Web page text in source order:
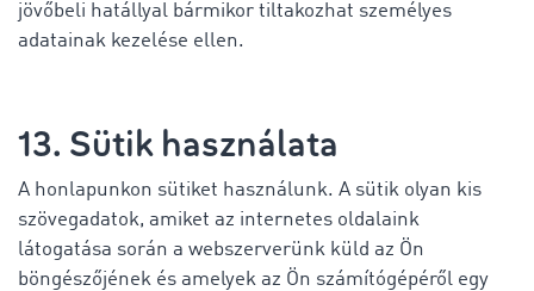
jövőbeli hatállyal bármikor tiltakozhat személyes
adatainak kezelése ellen.
13. Sütik használata
A honlapunkon sütiket használunk. A sütik olyan kis
szövegadatok, amiket az internetes oldalaink
látogatása során a webszerverünk küld az Ön
böngészőjének és amelyek az Ön számítógépéről egy